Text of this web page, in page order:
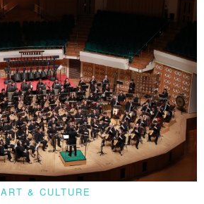
ART & CULTURE